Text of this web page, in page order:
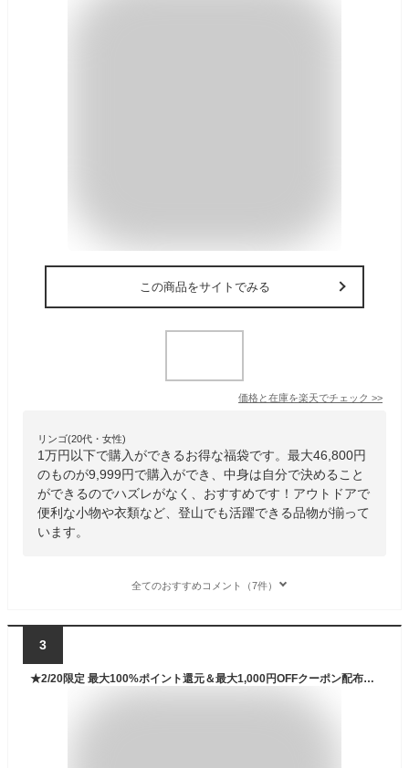
この商品をサイトでみる
価格と在庫を楽天でチェック >>
リンゴ(20代・女性)
1万円以下で購入ができるお得な福袋です。最大46,800円
のものが9,999円で購入ができ、中身は自分で決めること
ができるのでハズレがなく、おすすめです！アウトドアで
便利な小物や衣類など、登山でも活躍できる品物が揃って
います。
全てのおすすめコメント（7件）
3
★2/20限定 最大100%ポイント還元＆最大1,000円OFFクーポン配布中 【メンズの福袋】ノースフェイス 福袋 フリース トップス ボールキャップ 3点 2026 スポーツ アウトドア まとめ買い お得 お楽しみ袋 春秋冬 フリースパーカー フリース ランダムパック ラッキーバッグ